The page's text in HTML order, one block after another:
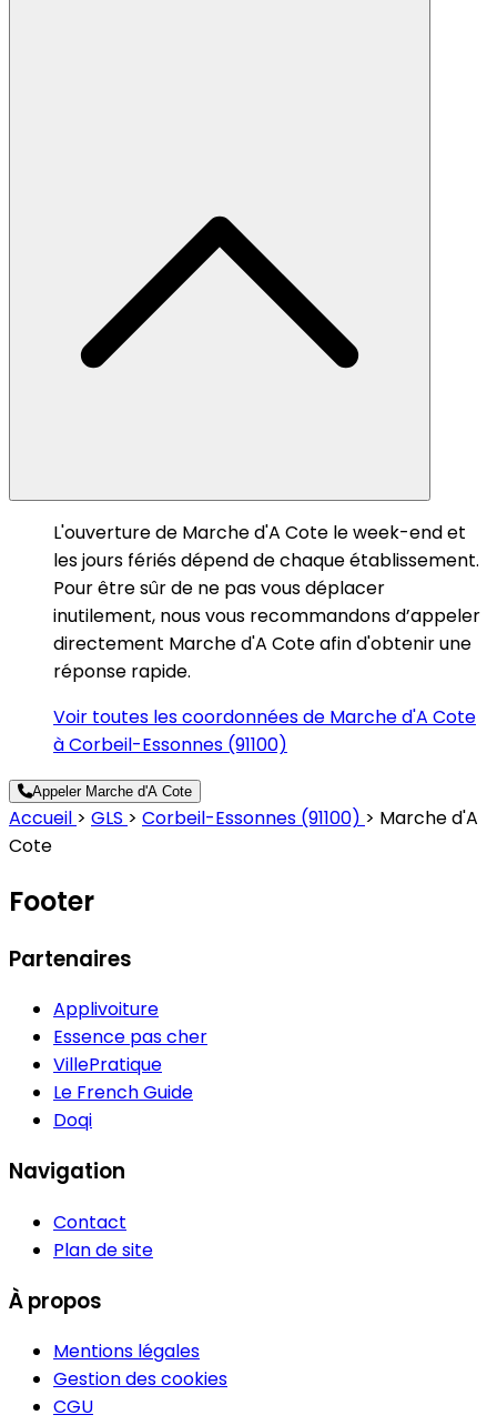
L'ouverture de Marche d'A Cote le week-end et
les jours fériés dépend de chaque établissement.
Pour être sûr de ne pas vous déplacer
inutilement, nous vous recommandons d’appeler
directement Marche d'A Cote afin d'obtenir une
réponse rapide.
Voir toutes les coordonnées de Marche d'A Cote
à Corbeil-Essonnes (91100)
Appeler Marche d'A Cote
Accueil > GLS > Corbeil-Essonnes (91100) > Marche d'A
Cote
Footer
Partenaires
Applivoiture
Essence pas cher
VillePratique
Le French Guide
Doqi
Navigation
Contact
Plan de site
À propos
Mentions légales
Gestion des cookies
CGU